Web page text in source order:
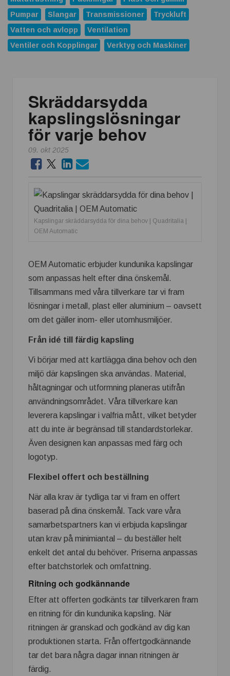
Pumpar
Slangar Transmissioner
Tryckluft
Vatten och avlopp
Ventilation
Ventiler och Kopplingar
Verktyg och Maskiner
Skräddarsydda
kapslingslösningar
för varje behov
09. okt 2025
Kapslingar skräddarsydda för dina behov | Quadritalia |
OEM Automatic
OEM Automatic erbjuder kundunika kapslingar
som anpassas helt efter dina önskemål.
Tillsammans med våra tillverkare tar vi fram
lösningar i metall, plast eller aluminium – oavsett
om det gäller inom- eller utomhusmiljöer.
Från idé till färdig kapsling
Vi börjar med att kartlägga dina behov och den
miljö där kapslingen ska användas. Material,
håltagningar och utformning planeras utifrån
användningsområdet. Våra tillverkare kan
leverera kapslingar i valfria mått, vilket betyder
att du inte är begränsad till standardstorlekar.
Även designen kan anpassas med färg och
logotyp.
Flexibel offert och beställning
När alla krav är tydliga tar vi fram en offert
baserad på dina önskemål. Tack vare våra
samarbetspartners kan vi erbjuda kapslingar
utan krav på minimiantal – du beställer helt
enkelt det antal du behöver. Priserna anpassas
efter batchstorlek och omfattning.
Ritning och godkännande
Efter att offerten godkänts tar tillverkaren fram
en ritning för din kundunika kapsling. När
ritningen är granskad och godkänd av dig kan
produktionen starta. Från offertgodkännande
tar det bara några dagar innan ritningen är
färdig.